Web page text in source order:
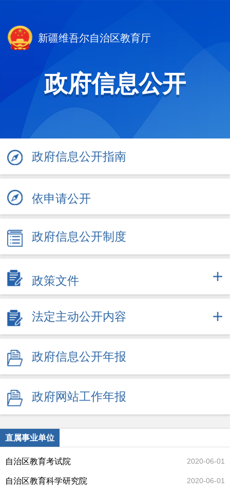
新疆维吾尔自治区教育厅
政府信息公开
政府信息公开指南
依申请公开
政府信息公开制度
政策文件
法定主动公开内容
政府信息公开年报
政府网站工作年报
直属事业单位
自治区教育考试院 2020-06-01
自治区教育科学研究院 2020-06-01